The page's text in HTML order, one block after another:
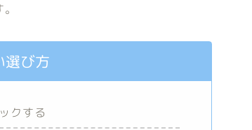
選び方
クする